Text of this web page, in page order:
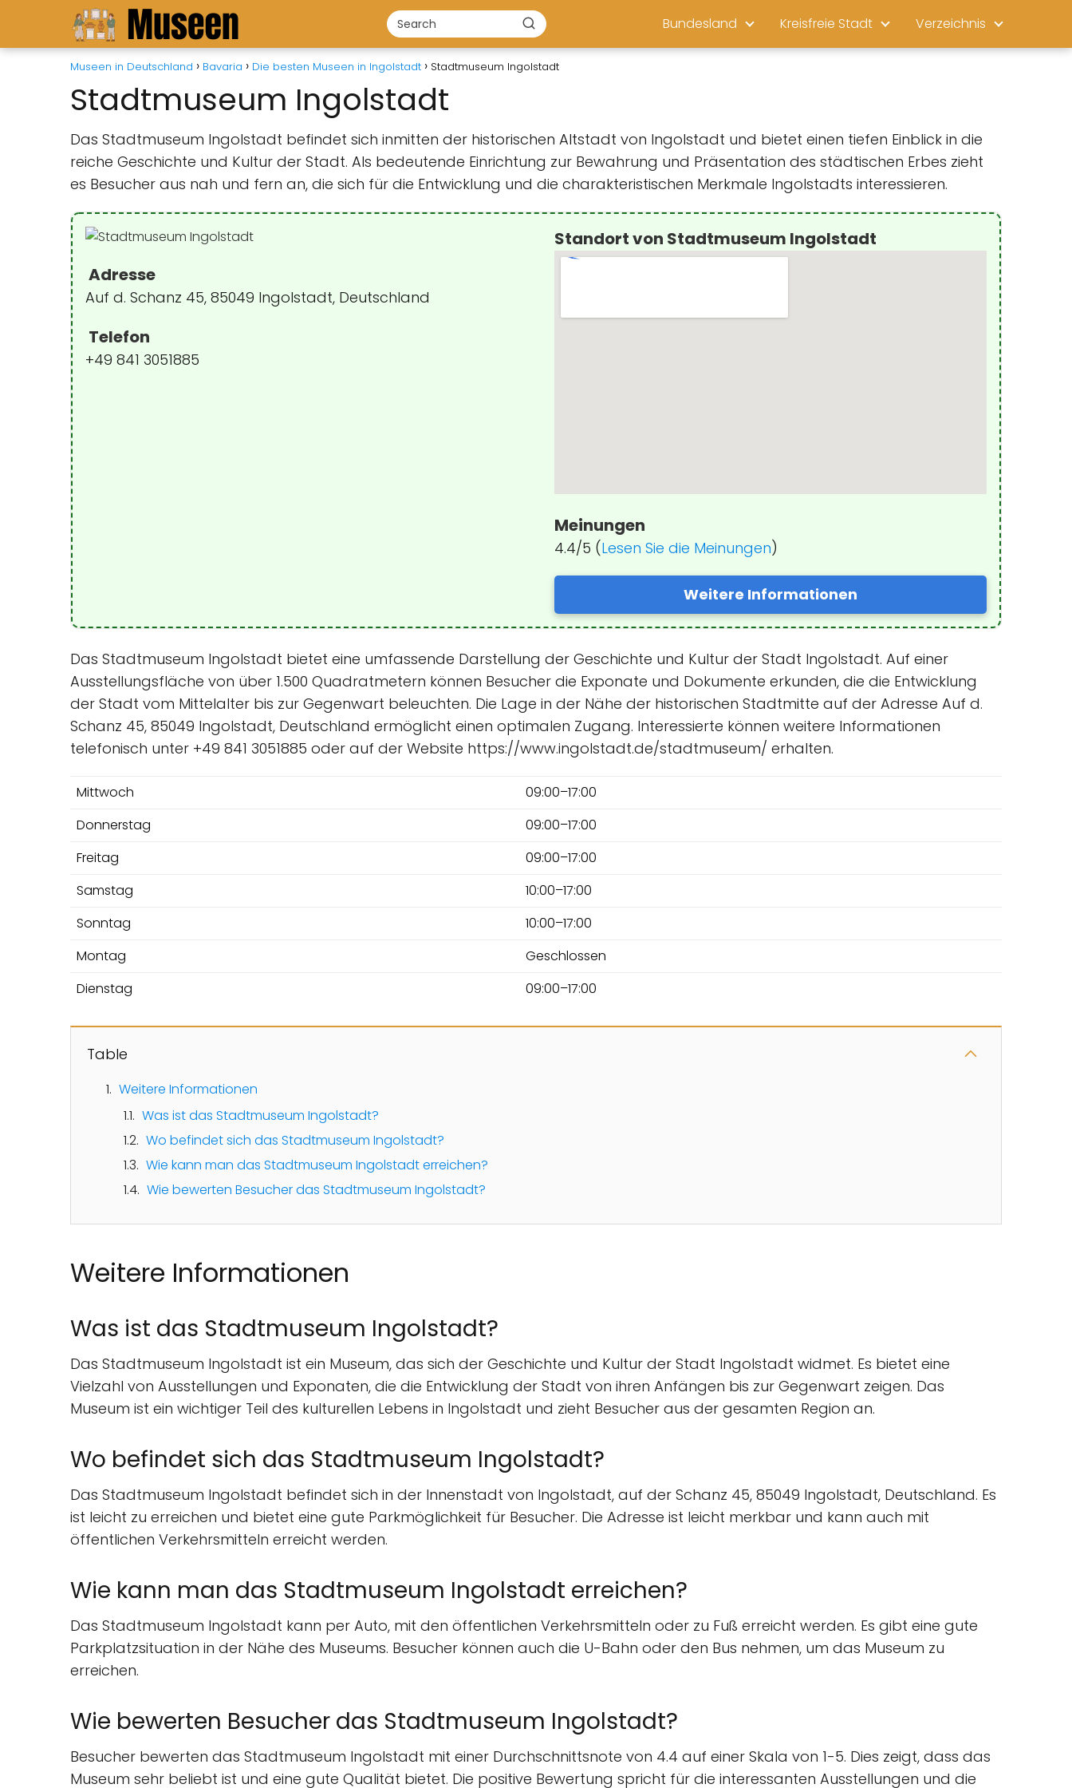
Bundesland Kreisfreie Stadt Verzeichnis
Museen in Deutschland Bavaria Die besten Museen in Ingolstadt Stadtmuseum Ingolstadt
Stadtmuseum Ingolstadt
Das Stadtmuseum Ingolstadt befindet sich inmitten der historischen Altstadt von Ingolstadt und bietet einen tiefen Einblick in die
reiche Geschichte und Kultur der Stadt. Als bedeutende Einrichtung zur Bewahrung und Präsentation des städtischen Erbes zieht
es Besucher aus nah und fern an, die sich für die Entwicklung und die charakteristischen Merkmale Ingolstadts interessieren.
Adresse
Auf d. Schanz 45, 85049 Ingolstadt, Deutschland
Telefon
+49 841 3051885
Standort von Stadtmuseum Ingolstadt
Meinungen
4.4/5 (Lesen Sie die Meinungen)
Weitere Informationen
Das Stadtmuseum Ingolstadt bietet eine umfassende Darstellung der Geschichte und Kultur der Stadt Ingolstadt. Auf einer
Ausstellungsfläche von über 1.500 Quadratmetern können Besucher die Exponate und Dokumente erkunden, die die Entwicklung
der Stadt vom Mittelalter bis zur Gegenwart beleuchten. Die Lage in der Nähe der historischen Stadtmitte auf der Adresse Auf d.
Schanz 45, 85049 Ingolstadt, Deutschland ermöglicht einen optimalen Zugang. Interessierte können weitere Informationen
telefonisch unter +49 841 3051885 oder auf der Website https://www.ingolstadt.de/stadtmuseum/ erhalten.
Mittwoch
09:00–17:00
Donnerstag
09:00–17:00
Freitag
09:00–17:00
Samstag
10:00–17:00
Sonntag
10:00–17:00
Montag
Geschlossen
Dienstag
09:00–17:00
Table
Weitere Informationen
Was ist das Stadtmuseum Ingolstadt?
Wo befindet sich das Stadtmuseum Ingolstadt?
Wie kann man das Stadtmuseum Ingolstadt erreichen?
Wie bewerten Besucher das Stadtmuseum Ingolstadt?
Weitere Informationen
Was ist das Stadtmuseum Ingolstadt?
Das Stadtmuseum Ingolstadt ist ein Museum, das sich der Geschichte und Kultur der Stadt Ingolstadt widmet. Es bietet eine
Vielzahl von Ausstellungen und Exponaten, die die Entwicklung der Stadt von ihren Anfängen bis zur Gegenwart zeigen. Das
Museum ist ein wichtiger Teil des kulturellen Lebens in Ingolstadt und zieht Besucher aus der gesamten Region an.
Wo befindet sich das Stadtmuseum Ingolstadt?
Das Stadtmuseum Ingolstadt befindet sich in der Innenstadt von Ingolstadt, auf der Schanz 45, 85049 Ingolstadt, Deutschland. Es
ist leicht zu erreichen und bietet eine gute Parkmöglichkeit für Besucher. Die Adresse ist leicht merkbar und kann auch mit
öffentlichen Verkehrsmitteln erreicht werden.
Wie kann man das Stadtmuseum Ingolstadt erreichen?
Das Stadtmuseum Ingolstadt kann per Auto, mit den öffentlichen Verkehrsmitteln oder zu Fuß erreicht werden. Es gibt eine gute
Parkplatzsituation in der Nähe des Museums. Besucher können auch die U-Bahn oder den Bus nehmen, um das Museum zu
erreichen.
Wie bewerten Besucher das Stadtmuseum Ingolstadt?
Besucher bewerten das Stadtmuseum Ingolstadt mit einer Durchschnittsnote von 4.4 auf einer Skala von 1-5. Dies zeigt, dass das
Museum sehr beliebt ist und eine gute Qualität bietet. Die positive Bewertung spricht für die interessanten Ausstellungen und die